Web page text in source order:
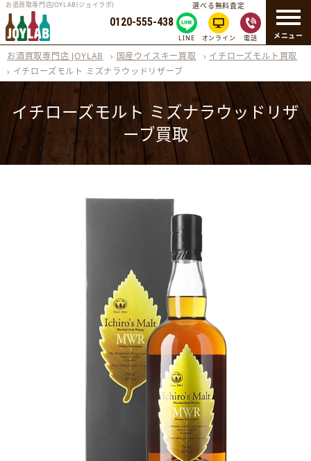
メニュー
お酒買取専門店JOYLAB(ジョイラボ)
0120-555-438
選べる無料査定
LINE オンライン 電話
お酒買取専門店 JOYLAB › 国産ウイスキー買取 › イチローズモルト買取
› イチローズモルト ミズナラウッドリザーブ
イチローズモルト ミズナラウッドリザ
ーブ買取